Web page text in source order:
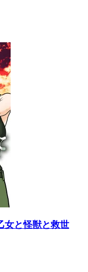
女と怪獣と救世